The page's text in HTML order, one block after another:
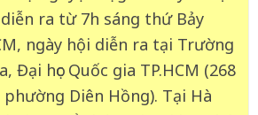
diễn ra từ 7h sáng thứ Bảy
ngày hội diễn ra tại Trường
Đại học Quốc gia TP.HCM (268
Diên Hồng). Tại Hà